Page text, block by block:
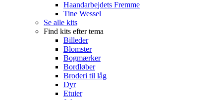
Haandarbejdets Fremme
Tine Wessel
Se alle kits
Find kits efter tema
Billeder
Blomster
Bogmærker
Bordløber
Broderi til låg
Dyr
Etuier